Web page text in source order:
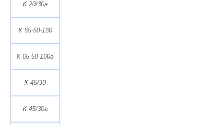
К 20/30а
К 65-50-160
К 65-50-160а
К 45/30
К 45/30а